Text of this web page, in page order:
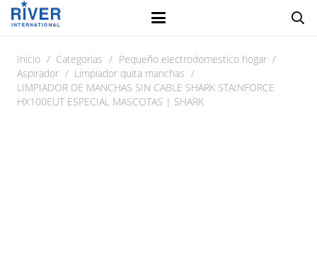
Inicio / Categorias / Pequeño electrodomestico hogar /
Aspirador / Limpiador quita manchas /
LIMPIADOR DE MANCHAS SIN CABLE SHARK STAINFORCE
HX100EUT ESPECIAL MASCOTAS | SHARK